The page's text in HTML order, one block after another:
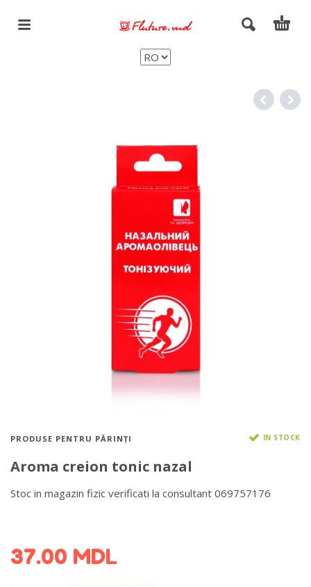
PRODUSE PENTRU PĂRINȚI IN STOCK
Aroma creion tonic nazal
Stoc in magazin fizic verificati la consultant 069757176
37.00 MDL